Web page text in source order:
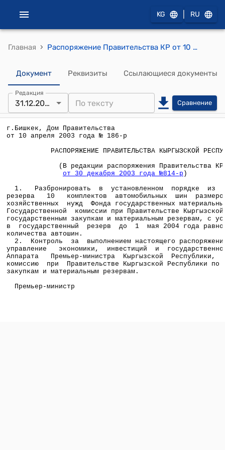
KG RU
Главная › Распоряжение Правительства КР от 10 апреля 2003 года №186-р (Разбронировать в установленном порядке из государственного резерва 10 комплектов автомобильных шин )
Документ Реквизиты Ссылающиеся документы
Редакция
31.12.2003 Сравнение